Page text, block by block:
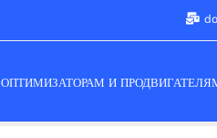
ОПТИМИЗАТОРАМ И